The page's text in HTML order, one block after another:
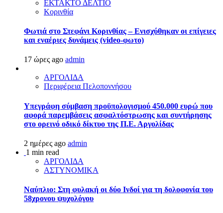
ΕΚΤΑΚΤΟ ΔΕΛΤΙΟ
Κορινθία
Φωτιά στο Στεφάνι Κορινθίας – Ενισχύθηκαν οι επίγειες
και εναέριες δυνάμεις (video-φωτο)
17 ώρες ago admin
ΑΡΓΟΛΙΔΑ
Περιφέρεια Πελοποννήσου
Υπεγράφη σύμβαση προϋπολογισμού 450.000 ευρώ που
αφορά παρεμβάσεις ασφαλτόστρωσης και συντήρησης
στο ορεινό οδικό δίκτυο της Π.Ε. Αργολίδας
2 ημέρες ago admin
1 min read
ΑΡΓΟΛΙΔΑ
ΑΣΤΥΝΟΜΙΚΑ
Ναύπλιο: Στη φυλακή οι δύο Ινδοί για τη δολοφονία του
58χρονου ψυχολόγου